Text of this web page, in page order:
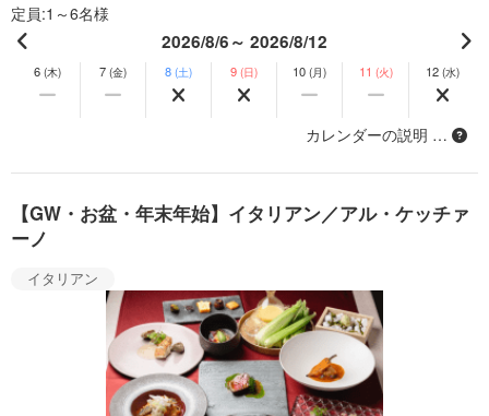
定員 1～6名様
2026/8/6～ 2026/8/12
6 (木) 7 (金) 8 (土) 9 (日) 10 (月) 11 (火) 12 (水)
カレンダーの説明 …
【GW・お盆・年末年始】イタリアン／アル・ケッチァ
ーノ
イタリアン